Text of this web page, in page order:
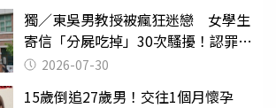
獨／東吳男教授被瘋狂迷戀 女學生
寄信「分屍吃掉」30次騷擾！認罪免
關 2026-07-30
15歲倒追27歲男！交往1個月懷孕